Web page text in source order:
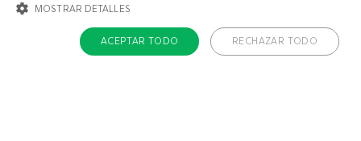
MOSTRAR DETALLES
ACEPTAR TODO RECHAZAR TODO